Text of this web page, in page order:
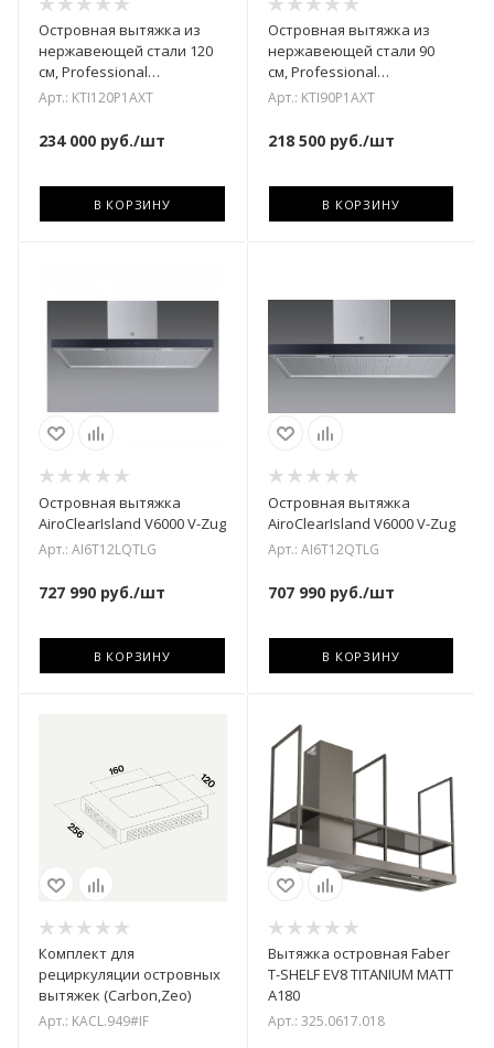
Островная вытяжка из
нержавеющей стали 120
см, Professional
KTI120P1AXT
Арт.: KTI120P1AXT
234 000 руб./шт
В КОРЗИНУ
Островная вытяжка из
нержавеющей стали 90
см, Professional
KTI90P1AXT
Арт.: KTI90P1AXT
218 500руб./шт
В КОРЗИНУ
Островная вытяжка
AiroClearIsland V6000 V-Zug
Арт.: AI6T12LQTLG
727 990 руб./шт
В КОРЗИНУ
Островная вытяжка
AiroClearIsland V6000 V-Zug
Арт.: AI6T12QTLG
707 990руб./шт
В КОРЗИНУ
Комплект для
рециркуляции островных
вытяжек (Carbon,Zeo)
Арт.: KACL.949#IF
Вытяжка островная Faber
T-SHELF EV8 TITANIUM MATT
A180
Арт.: 325.0617.018